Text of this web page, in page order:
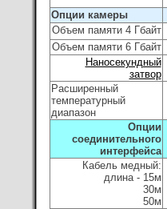
Опции камеры
Объем памяти 4 Гбайт
Объем памяти 6 Гбайт
Наносекундный
затвор
Расширенный
температурный
диапазон
Опции
соединительного
интерфейса
Кабель медный:
длина - 15м
30м
50м